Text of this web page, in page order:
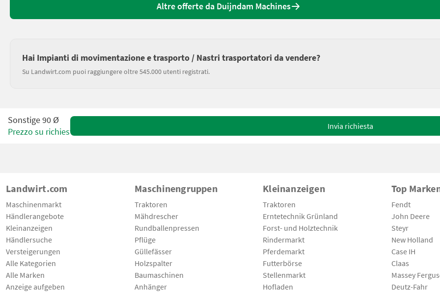
Altre offerte da Duijndam Machines
Hai Impianti di movimentazione e trasporto / Nastri trasportatori da vendere?
Su Landwirt.com puoi raggiungere oltre 545.000 utenti registrati.
Sonstige 90 Ø
Prezzo su richiesta
Invia richiesta
Landwirt.com
Maschinenmarkt
Händlerangebote
Kleinanzeigen
Händlersuche
Versteigerungen
Alle Kategorien
Alle Marken
Anzeige aufgeben
Maschinengruppen
Traktoren
Mähdrescher
Rundballenpressen
Pflüge
Güllefässer
Holzspalter
Baumaschinen
Anhänger
Kleinanzeigen
Traktoren
Erntetechnik Grünland
Forst- und Holztechnik
Rindermarkt
Pferdemarkt
Futterbörse
Stellenmarkt
Hofladen
Top
Fendt
John Deere
Steyr
New Holland
Case IH
Claas
Massey
Deutz-Fahr